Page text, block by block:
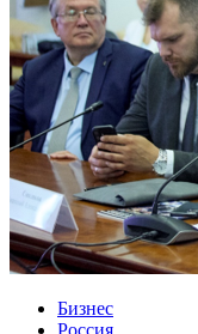
Бизнес